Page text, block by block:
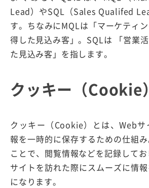
Lead）やSQL（Sales Qualifed
す。ちなみにMQLは「マーケティ
得した見込み客」。SQLは 「営業
た見込み客」を指します。
クッキー（Cookie）
クッキー（Cookie）とは、Web
報を一時的に保存するための仕組
ことで、閲覧情報などを記録して
サイトを訪れた際にスムーズに情
になります。